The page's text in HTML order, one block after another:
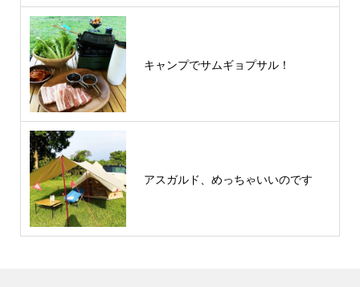
キャンプでサムギョプサル！
アスガルド、めっちゃいいのです